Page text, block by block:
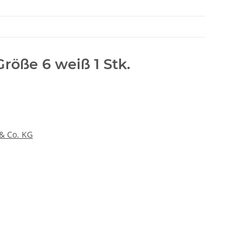
6 weiß 1 Stk.
Co. KG